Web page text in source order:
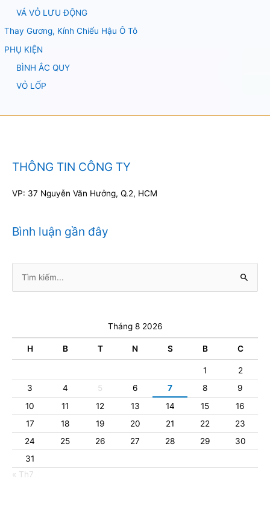
VÁ VỎ LƯU ĐỘNG
Thay Gương, Kính Chiếu Hậu Ô Tô
PHỤ KIỆN
BÌNH ẮC QUY
VỎ LỐP
THÔNG TIN CÔNG TY
VP: 37 Nguyễn Văn Hưởng, Q.2, HCM
Bình luận gần đây
kiếm:
Tháng 8 2026
H B T N S B C
1
2
3
4 5 6 7 8
9
10
11 12 13 14 15
16
17
18 19 20 21 22
23
24
25 26 27 28 29
30
31
« Th7